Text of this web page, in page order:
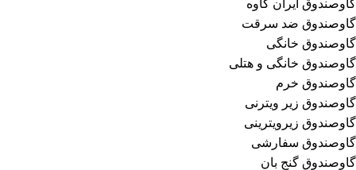
گاوصندوق ایران کاوه
گاوصندوق ضد سرقت
گاوصندوق خانگی
گاوصندوق خانگی و هتلی
گاوصندوق خرم
گاوصندوق زیر ویترنی
گاوصندوق زیرویترینی
گاوصندوق سفارشی
گاوصندوق گنج بان